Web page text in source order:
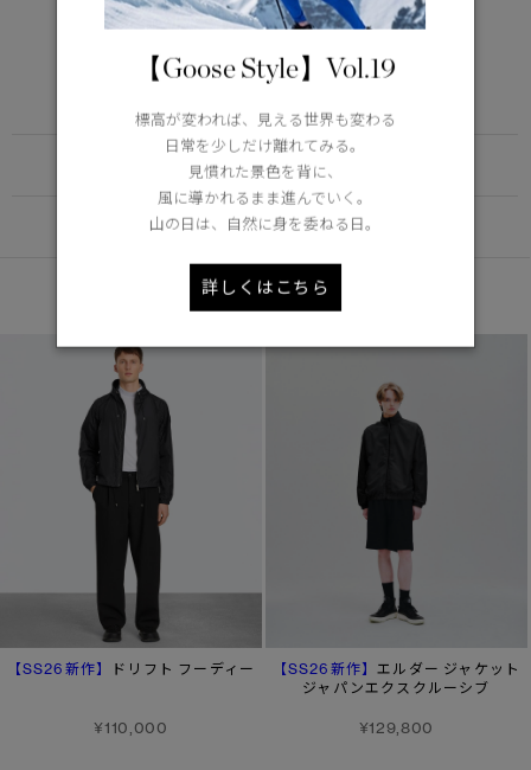
LIGHTWEIGHT
5°C / -5°C
アクティブな活動に適した軽さ
FUNCTION
DETAIL
あなたへのおすすめ
【SS26新作】 ドリフト フーディー
¥110,000
【SS26新作】エルダー ジャケット
ジャパンエクスクルーシブ
¥129,800
【Goose Style】Vol.19
標高が変われば、見える世界も変わる
日常を少しだけ離れてみる。
見慣れた景色を背に、
風に導かれるまま進んでいく。
山の日は、自然に身を委ねる日。
詳しくはこちら